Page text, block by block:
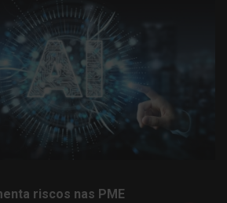
riscos nas PME